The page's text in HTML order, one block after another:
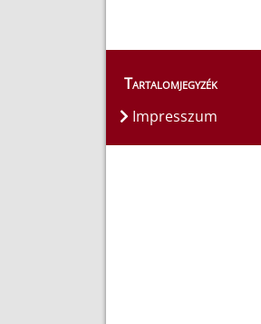
Tartalomjegyzék
Impresszum